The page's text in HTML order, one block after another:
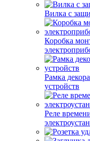
Вилка с
Коробка
Рамка
устройств
Реле